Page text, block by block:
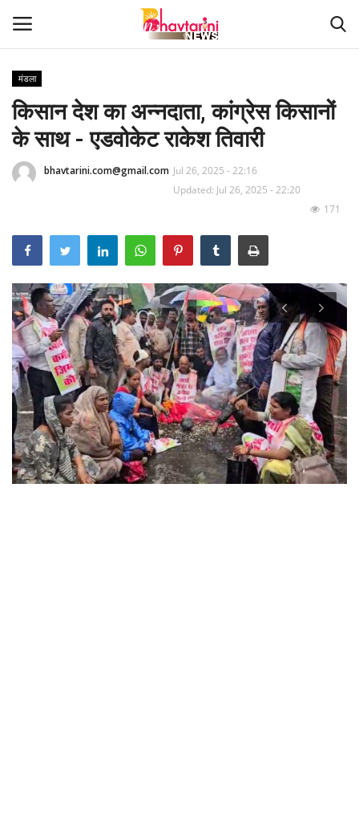
Home
संपर्क करें
हमारे बारे मेंं
दुनिया
मध्य प्रदेश
छत्तीसगढ़
राजस्थान
पंजाब
मंडला
किसान देश का अन्नदाता, कांग्रेस किसानों
के साथ - एडवोकेट राकेश तिवारी
bhavtarini.com@gmail.com Jul 26, 2025 - 22:16
Updated: Jul 26, 2025 - 22:20
171